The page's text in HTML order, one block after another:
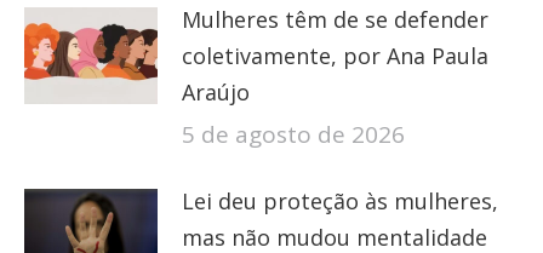
Mulheres têm de se defender
coletivamente, por Ana Paula
Araújo
5 de agosto de 2026
Lei deu proteção às mulheres,
mas não mudou mentalidade